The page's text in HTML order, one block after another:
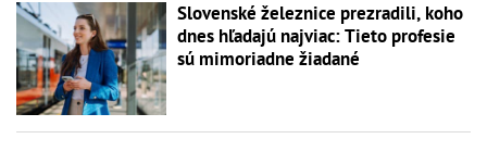
Slovenské železnice prezradili, koho
dnes hľadajú najviac: Tieto profesie
sú mimoriadne žiadané